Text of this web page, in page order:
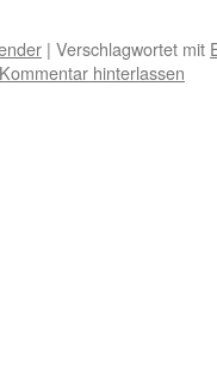
| Verschlagwortet mit
Kommentar hinterlassen